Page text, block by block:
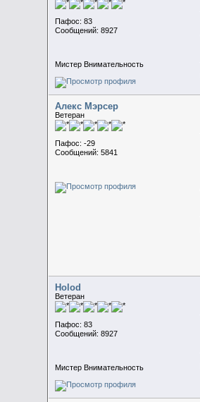
Пафос: 83
Сообщений: 8927
Мистер Внимательность
Алекс Мэрсер
Ветеран
Пафос: -29
Сообщений: 5841
Holod
Ветеран
Пафос: 83
Сообщений: 8927
Мистер Внимательность